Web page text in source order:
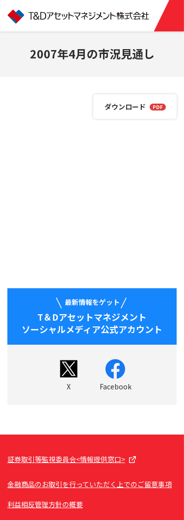
2007年4月の市況見通し
ダウンロード
最新情報をゲット
T＆Dアセットマネジメント
ソーシャルメディア公式アカウント
X Facebook
証券取引等監視委員会<情報提供窓口>
金融商品のお取引を行っていただく上でのご留意事項
利益相反管理方針の概要